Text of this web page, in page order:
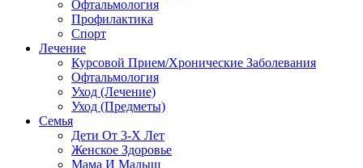
Офтальмология
Профилактика
Спорт
Лечение
Курсовой Прием/Хронические Заболевания
Офтальмология
Уход (Лечение)
Уход (Предметы)
Семья
Дети От 3-Х Лет
Женское Здоровье
Мама И Малыш